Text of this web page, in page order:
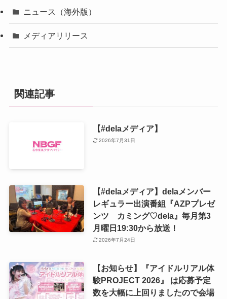
ニュース（海外版）
メディアリリース
関連記事
【#delaメディア】
2026年7月31日
【#delaメディア】delaメンバー
レギュラー出演番組『AZPプレゼ
ンツ カミング♡dela』毎月第3
月曜日19:30から放送！
2026年7月24日
【お知らせ】『アイドルリアル体
験PROJECT 2026』 は応募予定
数を大幅に上回りましたので会場